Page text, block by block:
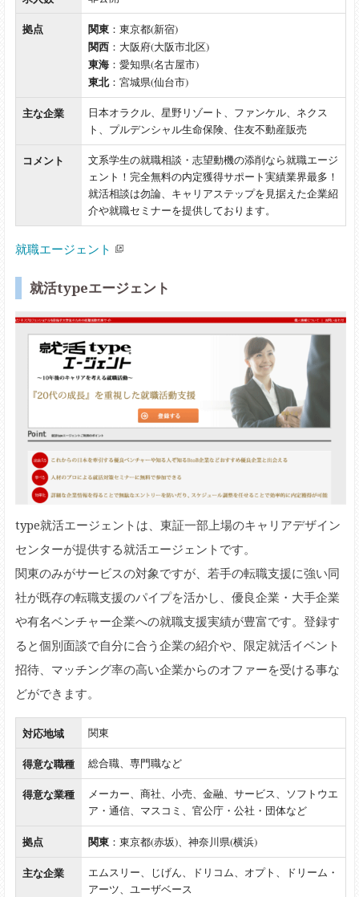
拠点 関東 ：東京都(新宿)
関西 ：大阪府(大阪市北区)
東海 ：愛知県(名古屋市)
東北：宮城県(仙台市)
主な企業
日本オラクル、星野リゾート、ファンケル、ネクス
ト、プルデンシャル生命保険、住友不動産販売
コメント
文系学生の就職相談・志望動機の添削なら就職エージ
ェント！完全無料の内定獲得サポート実績業界最多！
就活相談は勿論、キャリアステップを見据えた企業紹
介や就職セミナーを提供しております。
就職エージェント
就活typeエージェント
type就活エージェントは、東証一部上場のキャリアデザイン
センターが提供する就活エージェントです。
関東のみがサービスの対象ですが、若手の転職支援に強い同
社が既存の転職支援のパイプを活かし、優良企業・大手企業
や有名ベンチャー企業への就職支援実績が豊富です。登録す
ると個別面談で自分に合う企業の紹介や、限定就活イベント
招待、マッチング率の高い企業からのオファーを受ける事な
どができます。
対応地域 関東
得意な職種 総合職、専門職など
得意な業種
メーカー、商社、小売、金融、サービス、ソフトウエ
ア・通信、マスコミ、官公庁・公社・団体など
拠点 関東 ：東京都(赤坂)、神奈川県(横浜)
主な企業
エムスリー、じげん、ドリコム、オプト、ドリーム・
アーツ、ユーザベース